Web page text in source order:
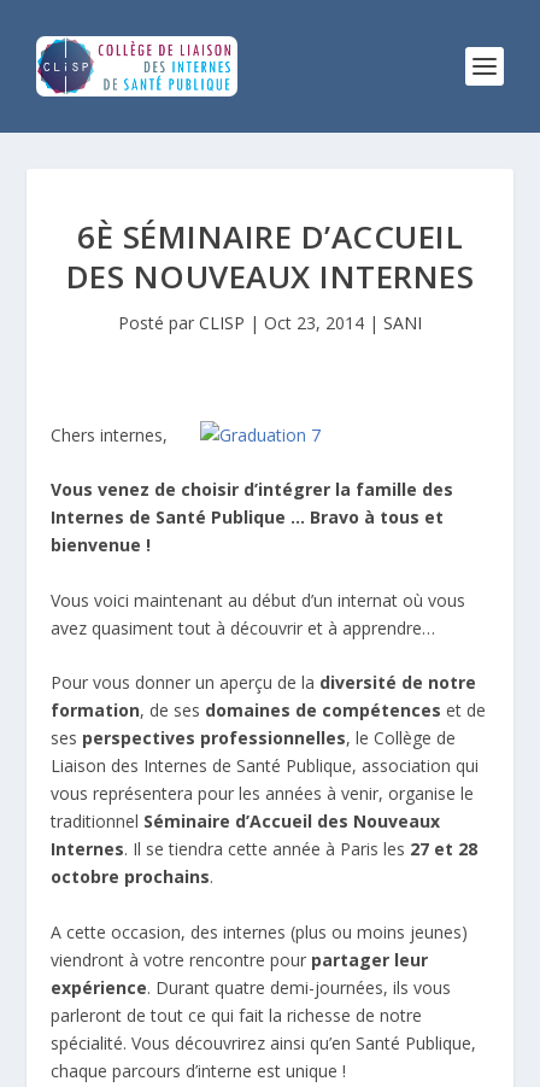
6È SÉMINAIRE D’ACCUEIL
DES NOUVEAUX INTERNES
Posté par CLISP | Oct 23, 2014 | SANI
Chers internes,
Vous venez de choisir d’intégrer la famille des
Internes de Santé Publique … Bravo à tous et
bienvenue !
Vous voici maintenant au début d’un internat où vous
avez quasiment tout à découvrir et à apprendre…
Pour vous donner un aperçu de la diversité de notre
formation, de ses domaines de compétences et de
ses perspectives professionnelles, le Collège de
Liaison des Internes de Santé Publique, association qui
vous représentera pour les années à venir, organise le
traditionnel Séminaire d’Accueil des Nouveaux
Internes. Il se tiendra cette année à Paris les 27 et 28
octobre prochains.
A cette occasion, des internes (plus ou moins jeunes)
viendront à votre rencontre pour partager leur
expérience. Durant quatre demi-journées, ils vous
parleront de tout ce qui fait la richesse de notre
spécialité. Vous découvrirez ainsi qu’en Santé Publique,
chaque parcours d’interne est unique !